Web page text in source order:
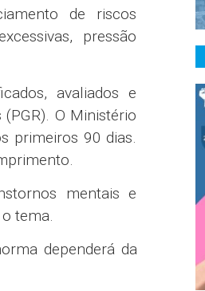
de riscos
pressão
avaliados e
O Ministério
primeiros 90 dias.
mentais e
tema.
dependerá da